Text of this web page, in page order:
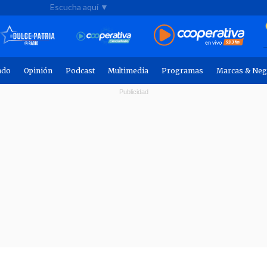
Escucha aquí ▼
Opinión Podcast Multimedia Programas Marcas &